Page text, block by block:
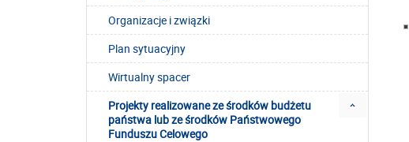
Organizacje i związki
Plan sytuacyjny
Wirtualny spacer
Projekty realizowane ze środków budżetu
państwa lub ze środków Państwowego
Funduszu Celowego